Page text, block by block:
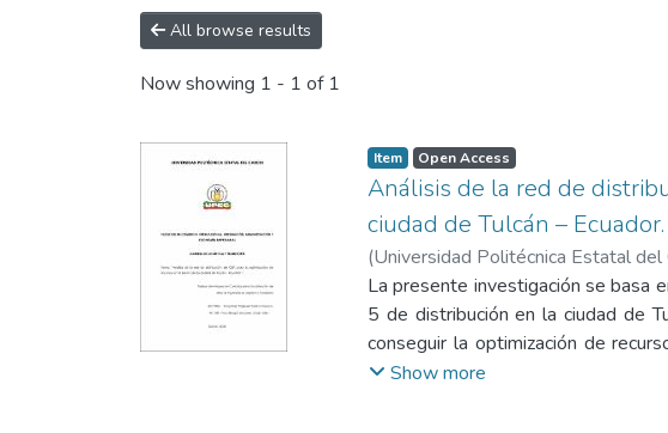
All browse results
Now showing 1 - 1 of 1
Item Open Access
Análisis de la red de
ciudad de Tulcán – Ecuador.
(Universidad Politécnica Estatal del
La presente investigación se basa
5 de distribución en la ciudad de
conseguir la optimización de
zona, la caracterización de la
Show more